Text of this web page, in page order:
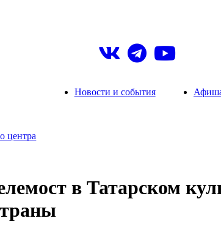
центра
Новости и события
в Татарском